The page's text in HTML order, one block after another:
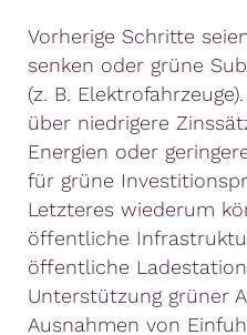
Vorherige Schritte
senken oder grüne
(z. B.
über niedrigere
Energien oder
für grüne
Letzteres wiederum
öffentliche
öffentliche
Unterstützung grüner
Ausnahmen von